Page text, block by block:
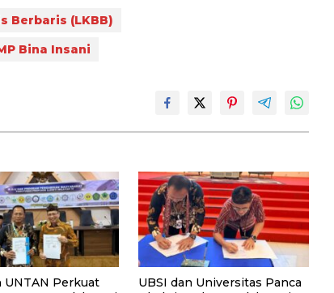
Berbaris (LKBB)
Bina Insani
UNTAN Perkuat
UBSI dan Universitas Panca